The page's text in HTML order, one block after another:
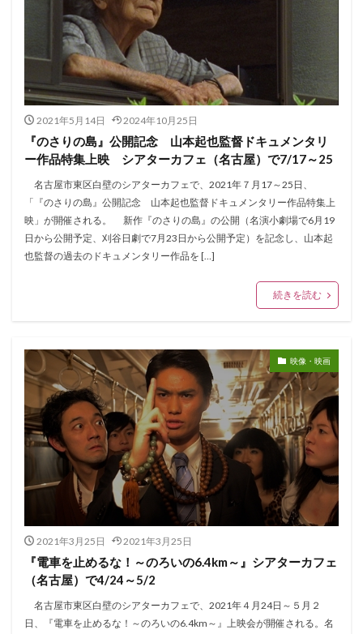
2021年5月14日 2024年10月25日
『のさりの島』公開記念 山本起也監督ドキュメンタリ
ー作品特集上映 シアターカフェ（名古屋）で7/17～25
名古屋市東区白壁のシアターカフェで、2021年７月17～25日、
「『のさりの島』公開記念 山本起也監督ドキュメンタリー作品特集上
映」が開催される。 新作『のさりの島』の公開（名演小劇場で6月19
日から公開予定、刈谷日劇で7月23日から公開予定）を記念し、山本起
也監督の過去のドキュメンタリー作品を […]
続きを読む
映像・映画
2021年3月25日 2021年3月25日
『電車を止めるな！～のろいの6.4km～』シアターカフェ
（名古屋）で4/24～5/2
名古屋市東区白壁のシアターカフェで、2021年４月24日～５月２
日、『電車を止めるな！～のろいの6.4km～』上映会が開催される。名